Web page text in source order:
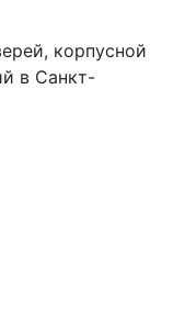
корпусной
в Санкт-